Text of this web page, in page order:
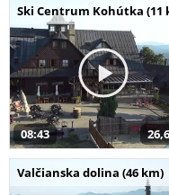
Ski Centrum Kohútka (11
08:43
Valčianska dolina (46 km)